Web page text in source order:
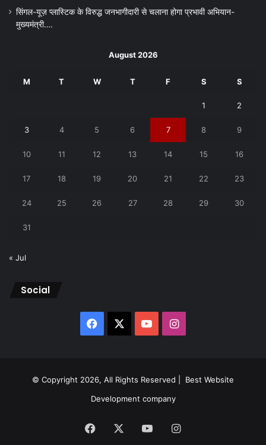
सिंगल-यूज़ प्लास्टिक के विरुद्ध जनभागीदारी से चलाना होगा प्रभावी अभियान-
मुख्यमंत्री….
August 2026
M T W T F S S
1 2
3 4 5 6 7 8 9
10 11 12 13 14 15 16
17 18 19 20 21 22 23
24 25 26 27 28 29 30
31
« Jul
Social
Facebook YouTubeInstagram
© Copyright 2026, All Rights Reserved | Best Website
Development company
Facebook YouTubeInstagram